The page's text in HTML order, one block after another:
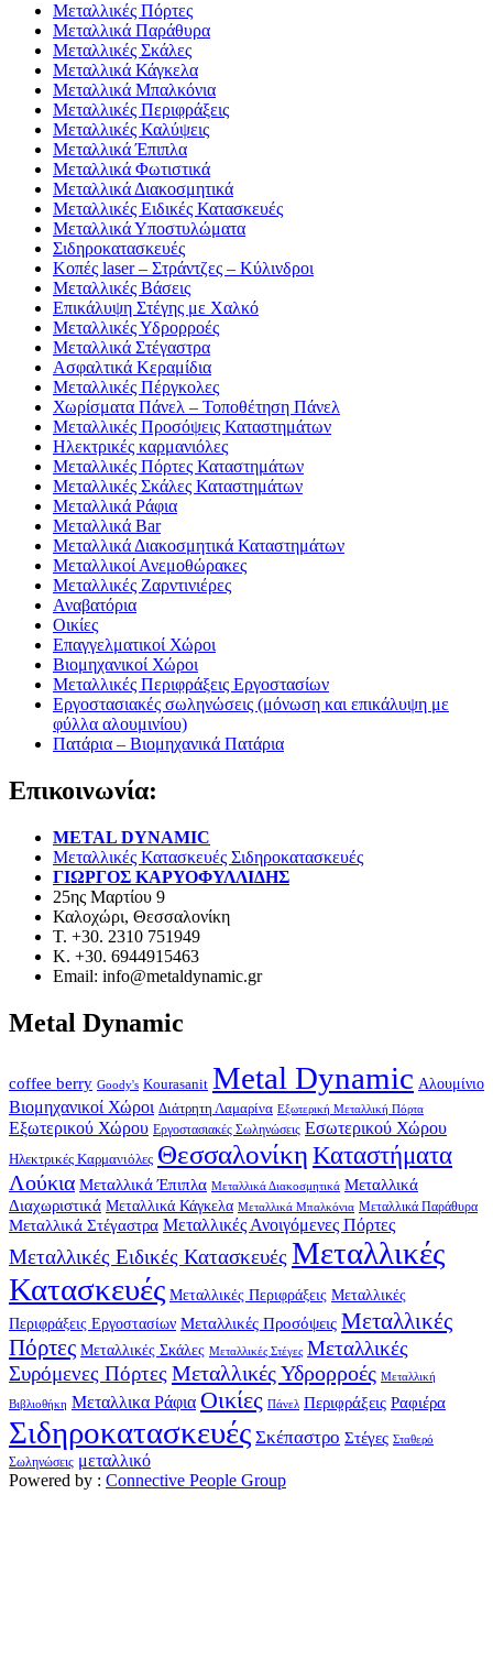
Μεταλλικές Πόρτες
Μεταλλικά Παράθυρα
Μεταλλικές Σκάλες
Μεταλλικά Κάγκελα
Μεταλλικά Μπαλκόνια
Μεταλλικές Περιφράξεις
Μεταλλικές Καλύψεις
Μεταλλικά Έπιπλα
Μεταλλικά Φωτιστικά
Μεταλλικά Διακοσμητικά
Μεταλλικές Ειδικές Κατασκευές
Μεταλλικά Υποστυλώματα
Σιδηροκατασκευές
Κοπές laser – Στράντζες – Κύλινδροι
Μεταλλικές Βάσεις
Επικάλυψη Στέγης με Χαλκό
Μεταλλικές Υδρορροές
Μεταλλικά Στέγαστρα
Ασφαλτικά Κεραμίδια
Μεταλλικές Πέργκολες
Χωρίσματα Πάνελ – Τοποθέτηση Πάνελ
Μεταλλικές Προσόψεις Καταστημάτων
Ηλεκτρικές καρμανιόλες
Μεταλλικές Πόρτες Καταστημάτων
Μεταλλικές Σκάλες Καταστημάτων
Μεταλλικά Ράφια
Μεταλλικά Bar
Μεταλλικά Διακοσμητικά Καταστημάτων
Μεταλλικοί Ανεμοθώρακες
Μεταλλικές Ζαρντινιέρες
Αναβατόρια
Οικίες
Επαγγελματικοί Χώροι
Βιομηχανικοί Χώροι
Μεταλλικές Περιφράξεις Εργοστασίων
Εργοστασιακές σωληνώσεις (μόνωση και επικάλυψη με
φύλλα αλουμινίου)
Πατάρια – Βιομηχανικά Πατάρια
Επικοινωνία:
METAL DYNAMIC
Μεταλλικές Κατασκευές Σιδηροκατασκευές
ΓΙΩΡΓΟΣ ΚΑΡΥΟΦΥΛΛΙΔΗΣ
25ης Μαρτίου 9
Καλοχώρι, Θεσσαλονίκη
Τ. +30. 2310 751949
Κ. +30. 6944915463
Email: info@metaldynamic.gr
Metal Dynamic
coffee berry Goody's Kourasanit Metal Dynamic Αλουμίνιο
Βιομηχανικοί Χώροι Διάτρητη Λαμαρίνα Εξωτερική Μεταλλική Πόρτα
Εξωτερικού Χώρου Εργοστασιακές Σωληνώσεις Εσωτερικού Χώρου
Ηλεκτρικές Καρμανιόλες Θεσσαλονίκη Καταστήματα
Λούκια Μεταλλικά Έπιπλα Μεταλλικά Διακοσμητικά Μεταλλικά
Διαχωριστικά Μεταλλικά Κάγκελα Μεταλλικά Μπαλκόνια Μεταλλικά Παράθυρα
Μεταλλικά Στέγαστρα Μεταλλικές Ανοιγόμενες Πόρτες
Μεταλλικές Ειδικές Κατασκευές Μεταλλικές
Κατασκευές Μεταλλικές Περιφράξεις Μεταλλικές
Περιφράξεις Εργοστασίων Μεταλλικές Προσόψεις Μεταλλικές
Πόρτες Μεταλλικές Σκάλες Μεταλλικές Στέγες Μεταλλικές
Συρόμενες Πόρτες Μεταλλικές Υδρορροές Μεταλλική
Βιβλιοθήκη Μεταλλικα Ράφια Οικίες Πάνελ Περιφράξεις Ραφιέρα
Σιδηροκατασκευές Σκέπαστρο Στέγες Σταθερό
Σωληνώσεις μεταλλικό
Powered by : Connective People Group